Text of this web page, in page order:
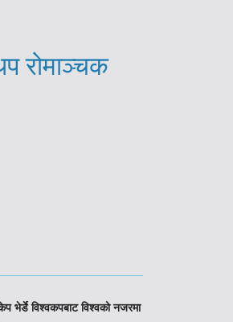
रोमाञ्चक
विश्वकपबाट विश्वको नजरमा